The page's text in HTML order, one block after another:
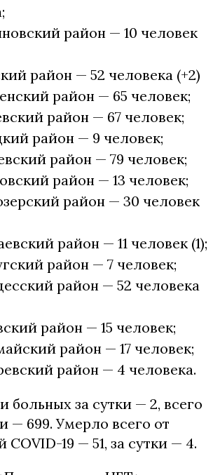
район — 10 человек
район — 52 человека (+2)
район — 65 человек;
район — 67 человек;
район — 9 человек;
район — 79 человек;
район — 13 человек;
район — 30 человек
район — 11 человек (1);
район — 7 человек;
район — 52 человека
район — 15 человек;
район — 17 человек;
район — 4 человека.
больных за сутки — 2, всего
— 699. Умерло всего от
COVID-19 — 51, за сутки — 4.